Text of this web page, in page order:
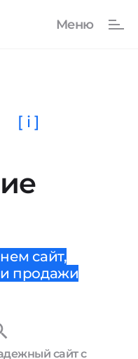
[ i ]
сайт,
продажи
сайт с